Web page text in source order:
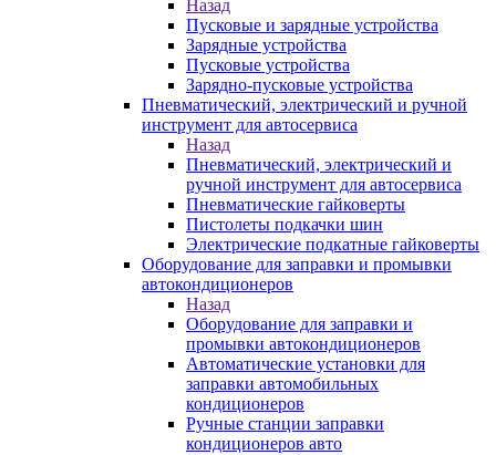
Назад
Пусковые и зарядные устройства
Зарядные устройства
Пусковые устройства
Зарядно-пусковые устройства
Пневматический, электрический и ручной
инструмент для автосервиса
Назад
Пневматический, электрический и
ручной инструмент для автосервиса
Пневматические гайковерты
Пистолеты подкачки шин
Электрические подкатные гайковерты
Оборудование для заправки и промывки
автокондиционеров
Назад
Оборудование для заправки и
промывки автокондиционеров
Автоматические установки для
заправки автомобильных
кондиционеров
Ручные станции заправки
кондиционеров авто